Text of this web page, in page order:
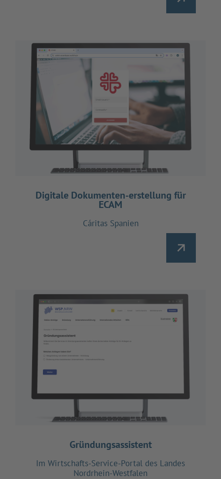
Digitale Dokumenten-erstellung für
ECAM
Cáritas Spanien
Gründungsassistent
Im Wirtschafts-Service-Portal des Landes
Nordrhein-Westfalen